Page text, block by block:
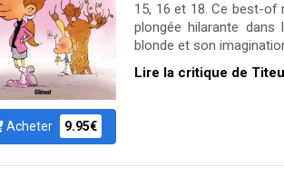
Acheter 9.95€
15, 16 et 18. Ce best-of
plongée hilarante
blonde et son
Lire la critique de